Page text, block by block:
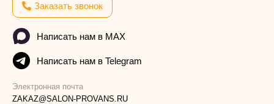
Заказать звонок
Написать нам в MAX
Написать нам в Telegram
Электронная почта
ZAKAZ@SALON-PROVANS.RU